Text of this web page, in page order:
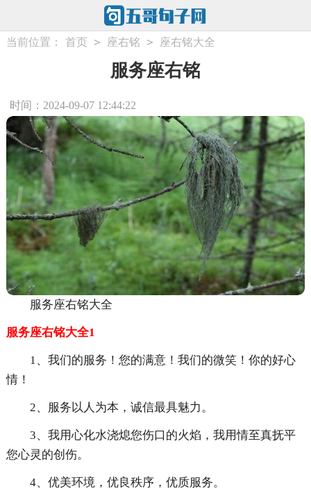
当前位置： 首页 > 座右铭 > 座右铭大全
服务座右铭
时间：2024-09-07 12:44:22
服务座右铭大全
服务座右铭大全1
1、我们的服务！您的满意！我们的微笑！你的好心
情！
2、服务以人为本，诚信最具魅力。
3、我用心化水浇熄您伤口的火焰，我用情至真抚平
您心灵的创伤。
4、优美环境，优良秩序，优质服务。